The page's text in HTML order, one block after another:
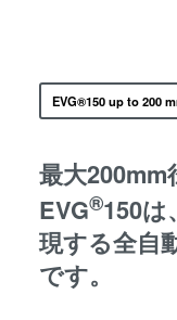
EVG®150 up to 200
最大
EVG®150は
現する全自
です。